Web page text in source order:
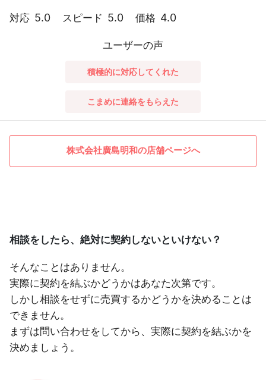
対応 5.0 スピード 5.0 価格 4.0
ユーザーの声
積極的に対応してくれた
こまめに連絡をもらえた
株式会社廣島明和の店舗ページへ
相談をしたら、絶対に契約しないといけない？
そんなことはありません。
実際に契約を結ぶかどうかはあなた次第です。
しかし相談をせずに売買するかどうかを決めることは
できません。
まずは問い合わせをしてから、実際に契約を結ぶかを
決めましょう。